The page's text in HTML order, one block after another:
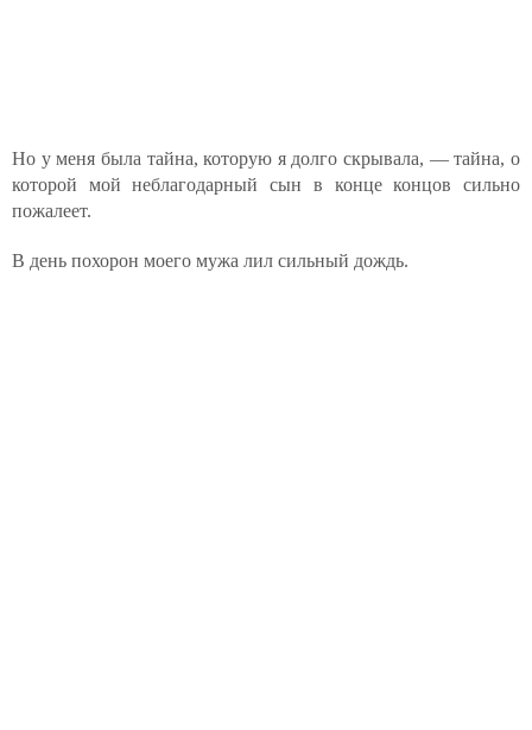
Но у меня была тайна, которую я долго скрывала, — тайна, о
которой мой неблагодарный сын в конце концов сильно
пожалеет.
В день похорон моего мужа лил сильный дождь.